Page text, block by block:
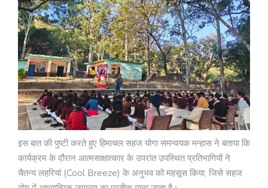
इस बात की पुष्टी करते हुए हिमाचल सहज योगा समन्वयक मन्हास ने बताया कि
कार्यक्रम के दौरान आत्मसाक्षात्कार के उपरांत उपस्थित प्रतिभागियों ने
चैतन्य लहरियां (Cool Breeze) के अनुभव को महसूस किया, जिसे सहज